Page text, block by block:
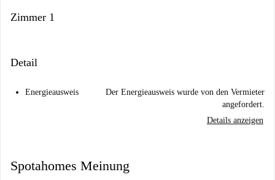
Zimmer 1
Detail
Energieausweis
Der Energieausweis wurde von den Vermieter
angefordert.
Details anzeigen
Spotahomes Meinung